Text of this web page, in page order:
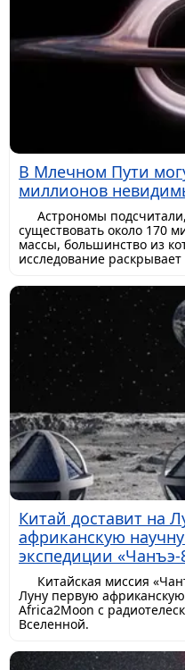
В Млечном Пути
миллионов
Астрономы
существовать около 170
массы, большинство из
исследование
Китай доставит на
африканскую
экспедиции «Чанъэ-
Китайская миссия
Луну первую
Africa2Moon с
Вселенной.